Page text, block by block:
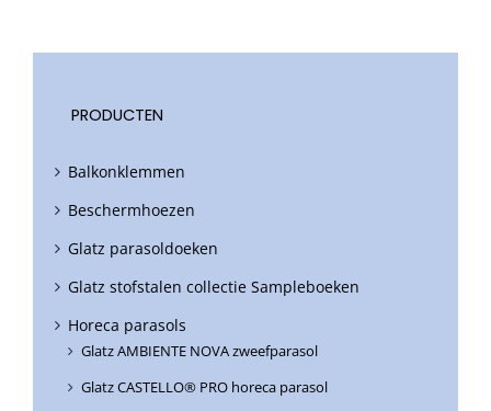
PRODUCTEN
Balkonklemmen
Beschermhoezen
Glatz parasoldoeken
Glatz stofstalen collectie Sampleboeken
Horeca parasols
Glatz AMBIENTE NOVA zweefparasol
Glatz CASTELLO® PRO horeca parasol